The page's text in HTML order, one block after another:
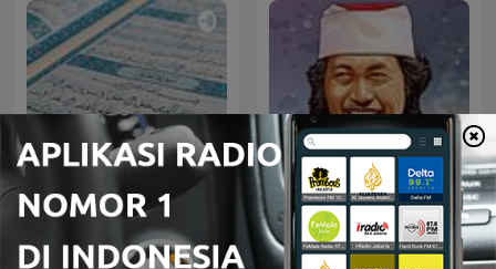
Murottal Qur'an
Terjemahan Audio
Indonesia
Sinau Bareng Cak Nun